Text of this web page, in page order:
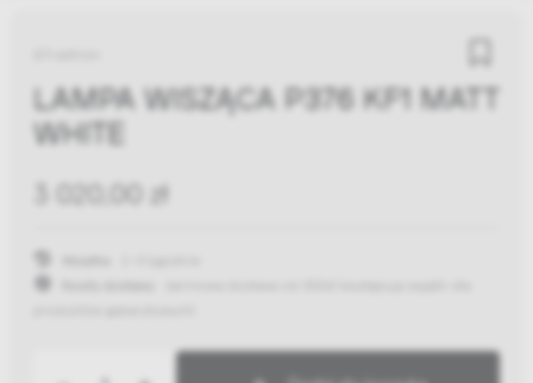
LAMPA WISZĄCA P376 KF1 MATT
WHITE
3 020,00 zł